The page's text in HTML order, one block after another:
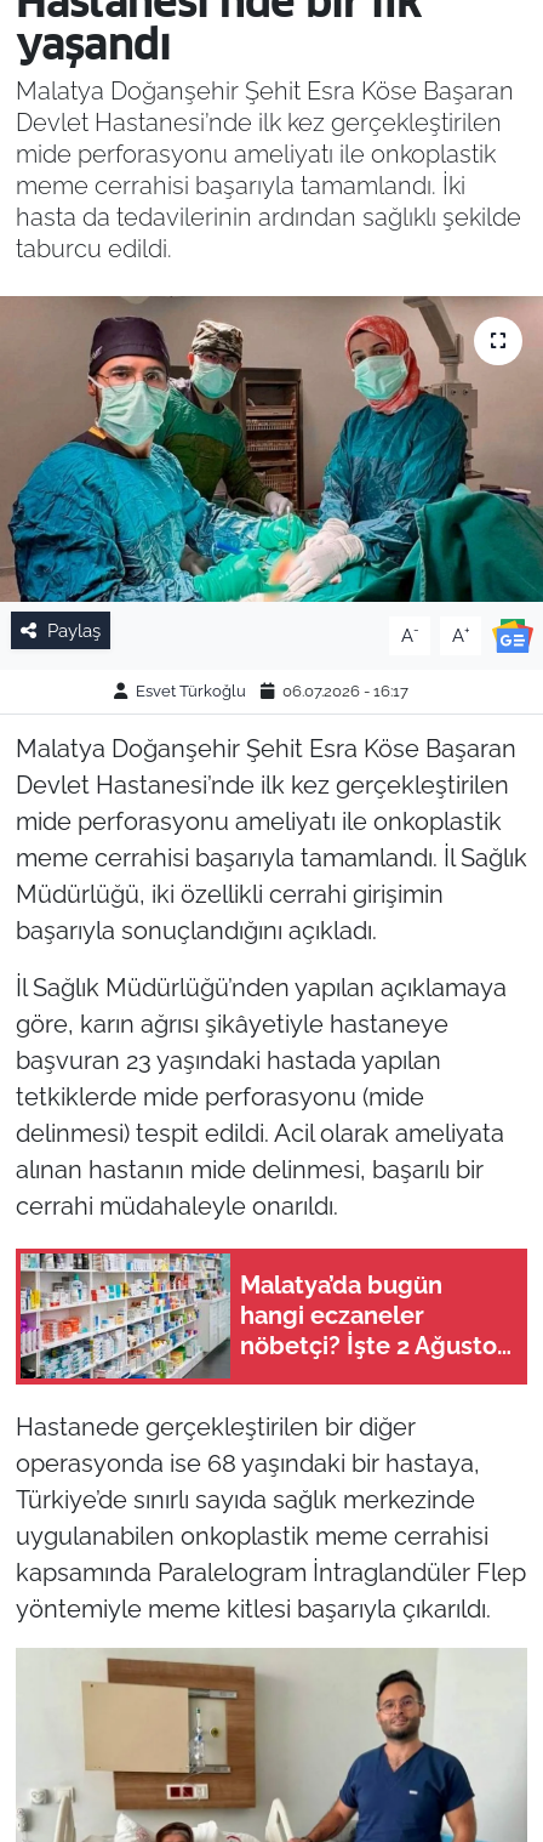
yaşandı
Malatya Doğanşehir Şehit Esra Köse Başaran
Devlet Hastanesi’nde ilk kez gerçekleştirilen
mide perforasyonu ameliyatı ile onkoplastik
meme cerrahisi başarıyla tamamlandı. İki
hasta da tedavilerinin ardından sağlıklı şekilde
taburcu edildi.
Paylaş A- A+
Esvet Türkoğlu 06.07.2026 - 16:17
Malatya Doğanşehir Şehit Esra Köse Başaran
Devlet Hastanesi’nde ilk kez gerçekleştirilen
mide perforasyonu ameliyatı ile onkoplastik
meme cerrahisi başarıyla tamamlandı. İl Sağlık
Müdürlüğü, iki özellikli cerrahi girişimin
başarıyla sonuçlandığını açıkladı.
İl Sağlık Müdürlüğü’nden yapılan açıklamaya
göre, karın ağrısı şikâyetiyle hastaneye
başvuran 23 yaşındaki hastada yapılan
tetkiklerde mide perforasyonu (mide
delinmesi) tespit edildi. Acil olarak ameliyata
alınan hastanın mide delinmesi, başarılı bir
cerrahi müdahaleyle onarıldı.
Malatya’da bugün
hangi eczaneler
nöbetçi? İşte 2 Ağustos
Hastanede gerçekleştirilen bir diğer
operasyonda ise 68 yaşındaki bir hastaya,
Türkiye’de sınırlı sayıda sağlık merkezinde
uygulanabilen onkoplastik meme cerrahisi
kapsamında Paralelogram İntraglandüler Flep
yöntemiyle meme kitlesi başarıyla çıkarıldı.